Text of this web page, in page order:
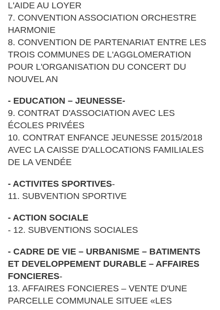
L'AIDE AU LOYER
7. CONVENTION ASSOCIATION ORCHESTRE
HARMONIE
8. CONVENTION DE PARTENARIAT ENTRE LES
TROIS COMMUNES DE L'AGGLOMERATION
POUR L'ORGANISATION DU CONCERT DU
NOUVEL AN
- EDUCATION – JEUNESSE-
9. CONTRAT D'ASSOCIATION AVEC LES
ÉCOLES PRIVÉES
10. CONTRAT ENFANCE JEUNESSE 2015/2018
AVEC LA CAISSE D'ALLOCATIONS FAMILIALES
DE LA VENDÉE
- ACTIVITES SPORTIVES-
11. SUBVENTION SPORTIVE
- ACTION SOCIALE
- 12. SUBVENTIONS SOCIALES
- CADRE DE VIE – URBANISME – BATIMENTS
ET DEVELOPPEMENT DURABLE – AFFAIRES
FONCIERES-
13. AFFAIRES FONCIERES – VENTE D'UNE
PARCELLE COMMUNALE SITUEE «LES